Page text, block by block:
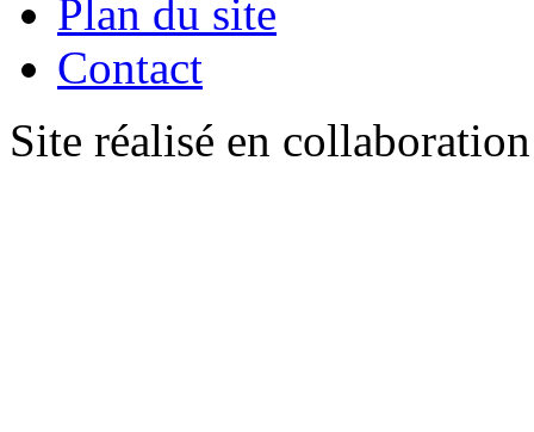
Plan du site
Contact
Site réalisé en